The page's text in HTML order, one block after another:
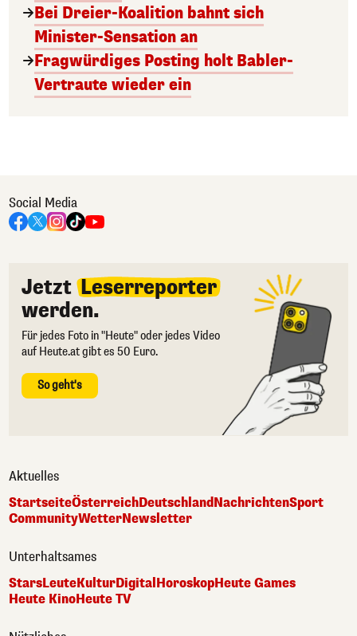
Bei Dreier-Koalition bahnt sich
Minister-Sensation an
Fragwürdiges Posting holt Babler-
Vertraute wieder ein
Social Media
Jetzt Leserreporter
werden.
Für jedes Foto in "Heute" oder jedes Video
auf Heute.at gibt es 50 Euro.
So geht's
Aktuelles
StartseiteÖsterreichDeutschlandNachrichtenSport
CommunityWetterNewsletter
Unterhaltsames
StarsLeuteKulturDigital HoroskopHeute Games
Heute KinoHeute TV